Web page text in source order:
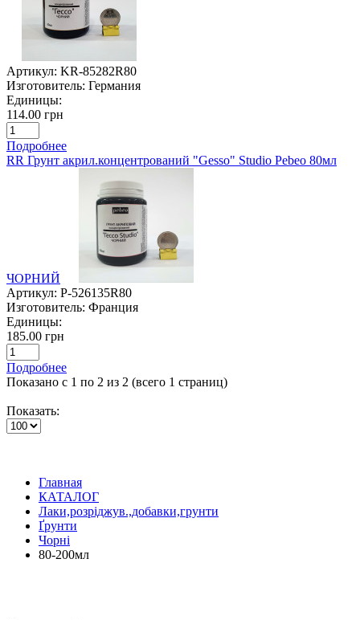
Артикул: KR-85282R80
Изготовитель: Германия
Единицы:
114.00 грн
Подробнее
RR Грунт акрил.концентрований "Gesso" Studio Pebeo 80мл
ЧОРНИЙ
Артикул: P-526135R80
Изготовитель: Франция
Единицы:
185.00 грн
Подробнее
Показано с 1 по 2 из 2 (всего 1 страниц)
Показать:
Главная
КАТАЛОГ
Лаки,розріджув.,добавки,грунти
Ґрунти
Чорні
80-200мл